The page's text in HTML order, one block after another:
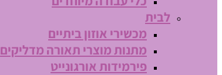
לבית
מכשירי אוזון ביתיים
מתנות מוצרי תאורה מדליקים
פירמידות אורגונייט